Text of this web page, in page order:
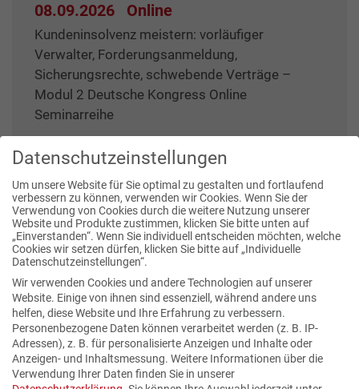
08.09.2026 Online
Kundeninsolvenz meistern: vorläufiger
Verwalter, Forderungsanmeldung,
Sicherungsrechte, schwebende Verträge –
Modul 2 Deutsche Kongress Online
Seminarreihe
Publikationen
Datenschutzeinstellungen
Um unsere Website für Sie optimal zu gestalten und fortlaufend
verbessern zu können, verwenden wir Cookies. Wenn Sie der
Verwendung von Cookies durch die weitere Nutzung unserer
Website und Produkte zustimmen, klicken Sie bitte unten auf
„Einverstanden“. Wenn Sie individuell entscheiden möchten, welche
Cookies wir setzen dürfen, klicken Sie bitte auf „Individuelle
Datenschutzeinstellungen“.
Wir verwenden Cookies und andere Technologien auf unserer
Website. Einige von ihnen sind essenziell, während andere uns
helfen, diese Website und Ihre Erfahrung zu verbessern.
Personenbezogene Daten können verarbeitet werden (z. B. IP-
Adressen), z. B. für personalisierte Anzeigen und Inhalte oder
Anzeigen- und Inhaltsmessung. Weitere Informationen über die
Verwendung Ihrer Daten finden Sie in unserer